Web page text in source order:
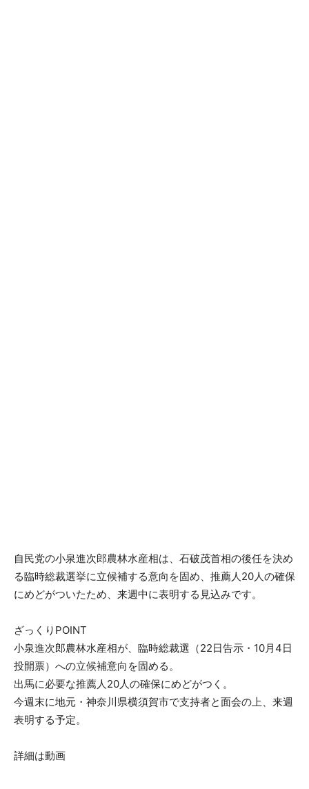
自民党の小泉進次郎農林水産相は、石破茂首相の後任を決め
る臨時総裁選挙に立候補する意向を固め、推薦人20人の確保
にめどがついたため、来週中に表明する見込みです。
ざっくりPOINT
小泉進次郎農林水産相が、臨時総裁選（22日告示・10月4日
投開票）への立候補意向を固める。
出馬に必要な推薦人20人の確保にめどがつく。
今週末に地元・神奈川県横須賀市で支持者と面会の上、来週
表明する予定。
詳細は動画